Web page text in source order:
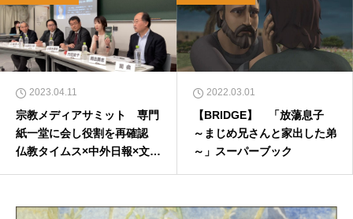
2023.04.11
宗教メディアサミット 専門
紙一堂に会し役割を再確認
仏教タイムス×中外日報×文化
2022.03.01
【BRIDGE】 「放蕩息子
～まじめ兄さんと家出した弟
～」スーパーブック